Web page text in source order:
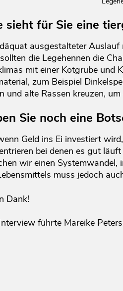
sieht für Sie eine
ausgestalteter
die Legehennen die
mit einer Kotgrube und
zum Beispiel
und alte Rassen kreuzen,
Sie noch eine
Geld ins Ei investiert
bei denen es gut
wir einen
muss jedoch
Dank!
führte Mareike